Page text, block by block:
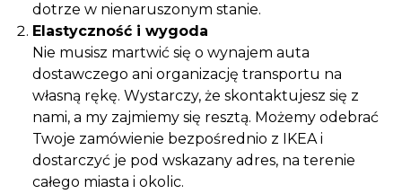
dotrze w nienaruszonym stanie.
Elastyczność i wygoda
Nie musisz martwić się o wynajem auta
dostawczego ani organizację transportu na
własną rękę. Wystarczy, że skontaktujesz się z
nami, a my zajmiemy się resztą. Możemy odebrać
Twoje zamówienie bezpośrednio z IKEA i
dostarczyć je pod wskazany adres, na terenie
całego miasta i okolic.